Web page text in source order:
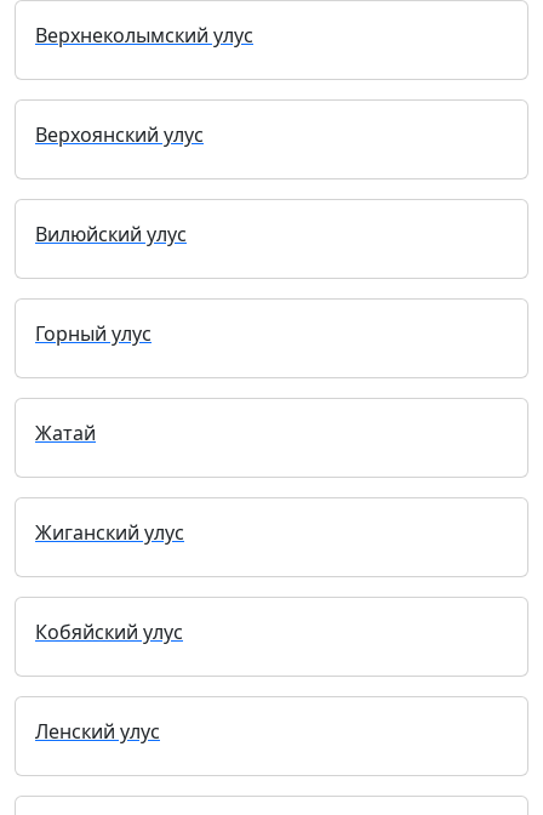
Верхнеколымский улус
Верхоянский улус
Вилюйский улус
Горный улус
Жатай
Жиганский улус
Кобяйский улус
Ленский улус